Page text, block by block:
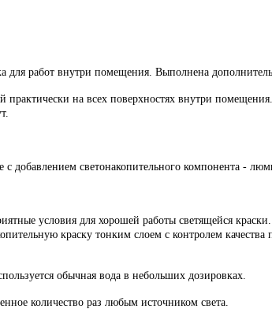
для работ внутри помещения. Выполнена
на всех поверхностях внутри
добавлением светонакопительного компонента -
условия для хорошей работы светящейся
краску тонким слоем с контролем
обычная вода в небольших дозировках.
количество раз любым источником света.